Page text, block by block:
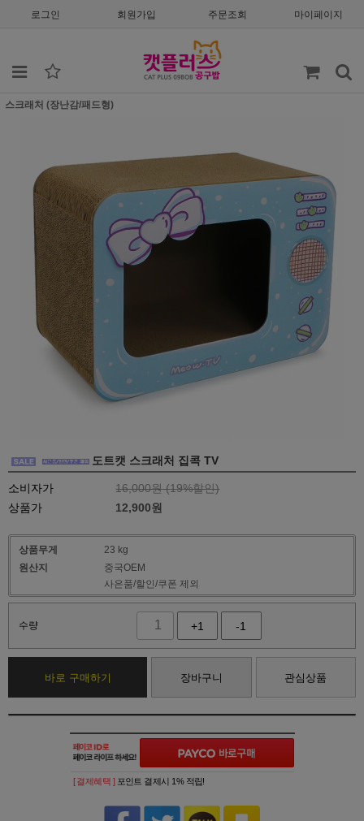
로그인 회원가입 주문조회 마이페이지
스크래처 (장난감/패드형)
도트캣 스크래처 집콕 TV
소비자가 16,000원 (19%할인)
상품가
12,900원
상품무게
23 kg
원산지
중국OEM
사은품/할인/쿠폰 제외
수량 +1 -1
바로 구매하기 장바구니 관심상품
[ 결제혜택 ] 포인트 결제시 1% 적립!